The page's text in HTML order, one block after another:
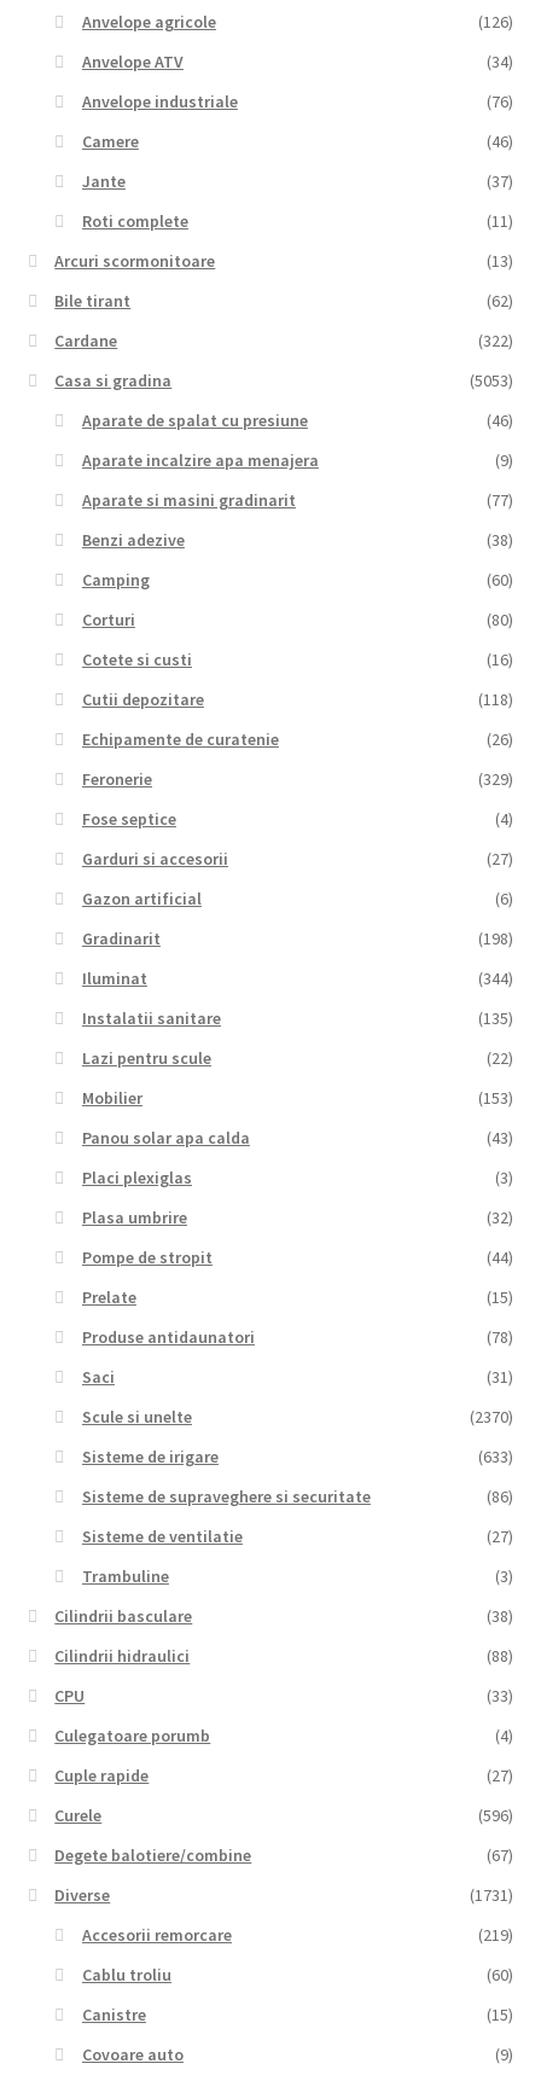
Anvelope agricole
(126)
Anvelope ATV
(34)
Anvelope industriale
(76)
Camere
(46)
Jante
(37)
Roti complete
(11)
Arcuri scormonitoare
(13)
Bile tirant
(62)
Cardane
(322)
Casa si gradina
(5053)
Aparate de spalat cu presiune
(46)
Aparate incalzire apa menajera
(9)
Aparate si masini gradinarit
(77)
Benzi adezive
(38)
Camping
(60)
Corturi
(80)
Cotete si custi
(16)
Cutii depozitare
(118)
Echipamente de curatenie
(26)
Feronerie
(329)
Fose septice
(4)
Garduri si accesorii
(27)
Gazon artificial
(6)
Gradinarit
(198)
Iluminat
(344)
Instalatii sanitare
(135)
Lazi pentru scule
(22)
Mobilier
(153)
Panou solar apa calda
(43)
Placi plexiglas
(3)
Plasa umbrire
(32)
Pompe de stropit
(44)
Prelate
(15)
Produse antidaunatori
(78)
Saci
(31)
Scule si unelte
(2370)
Sisteme de irigare
(633)
Sisteme de supraveghere si securitate
(86)
Sisteme de ventilatie
(27)
Trambuline
(3)
Cilindrii basculare
(38)
Cilindrii hidraulici
(88)
CPU
(33)
Culegatoare porumb
(4)
Cuple rapide
(27)
Curele
(596)
Degete balotiere/combine
(67)
Diverse
(1731)
Accesorii remorcare
(219)
Cablu troliu
(60)
Canistre
(15)
Covoare auto
(9)